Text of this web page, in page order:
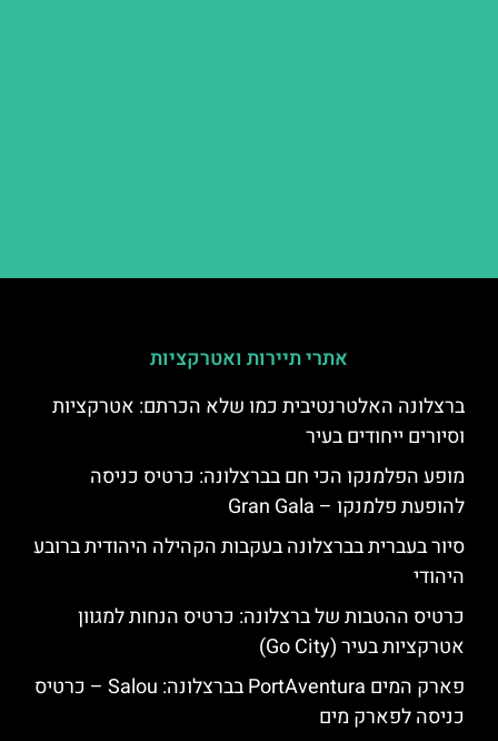
אתרי תיירות ואטרקציות
ברצלונה האלטרנטיבית כמו שלא הכרתם: אטרקציות
וסיורים ייחודים בעיר
מופע הפלמנקו הכי חם בברצלונה: כרטיס כניסה
להופעת פלמנקו – Gran Gala
סיור בעברית בברצלונה בעקבות הקהילה היהודית ברובע
היהודי
כרטיס ההטבות של ברצלונה: כרטיס הנחות למגוון
אטרקציות בעיר (Go City)
פארק המים PortAventura בברצלונה: Salou – כרטיס
כניסה לפארק מים